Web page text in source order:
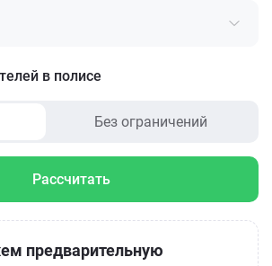
в полисе
Без ограничений
Рассчитать
предварительную